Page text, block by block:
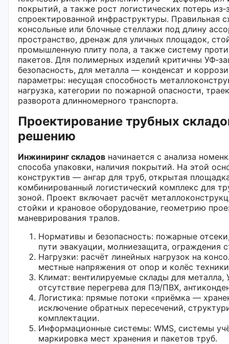
покрытий, а также рост логистических потерь
спроектированной инфраструктуры. Правильная
консольные или блочные стеллажи под длину
пространство, дренаж для уличных площадок,
промышленную плиту пола, а также систему
пакетов. Для полимерных изделий критичны
безопасность, для металла — конденсат и
параметры: несущая способность
нагрузка, категории по пожарной опасности,
разворота длинномерного транспорта.
Проектирование трубных
решению
Инжиниринг складов начинается с анализа
способа упаковки, наличия покрытий. На этой
конструктив — ангар для труб, открытая
комбинированный логистический комплекс для
зоной. Проект включает расчёт
стойки и крановое оборудование, геометрию
маневрирования тралов.
Нормативы и безопасность: пожарные
пути эвакуации, молниезащита, ограждения
Нагрузки: расчёт линейных нагрузок на
местные напряжения от опор и колёс
Климат: вентилируемые склады для металла,
отсутствие перегрева для ПЭ/ПВХ,
Логистика: прямые потоки «приёмка —
исключение обратных пересечений,
комплектации.
Информационные системы: WMS, системы
маркировка мест хранения и пакетов труб.